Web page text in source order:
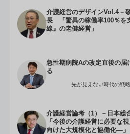
介護経営のデザインVol.4－
長 「驚異の稼働率100％を
線』の老健経営」
急性期病院Aの改定直後の届
る
先が見えない時代の戦
介護経営論考（1）－日本
「今後の介護経営に必要な
向けた大規模化と協働化―」